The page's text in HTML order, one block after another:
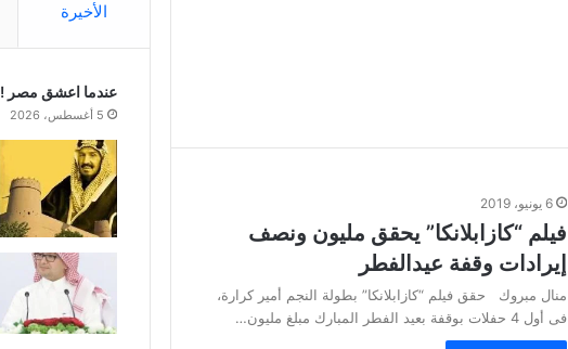
6 يونيو، 2019
فيلم “كازابلانكا” يحقق مليون ونصف
إيرادات وقفة عيدالفطر
منال مبروك حقق فيلم “كازابلانكا” بطولة النجم أمير كرارة،
فى أول 4 حفلات بوقفة بعيد الفطر المبارك مبلغ مليون…
الأخيرة
عندما اعشق مصر !
5 أغسطس، 2026